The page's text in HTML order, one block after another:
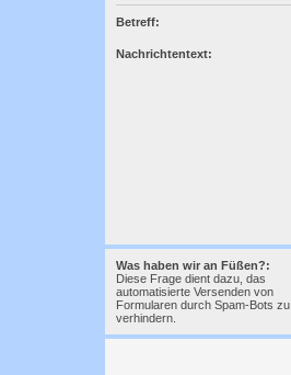
Betreff:
Nachrichtentext:
Was haben wir an Füßen?:
Diese Frage dient dazu, das
automatisierte Versenden von
Formularen durch Spam-Bots zu
verhindern.